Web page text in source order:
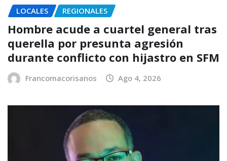
LOCALES REGIONALES
Hombre acude a cuartel general tras
querella por presunta agresión
durante conflicto con hijastro en SFM
Francomacorisanos Ago 4, 2026